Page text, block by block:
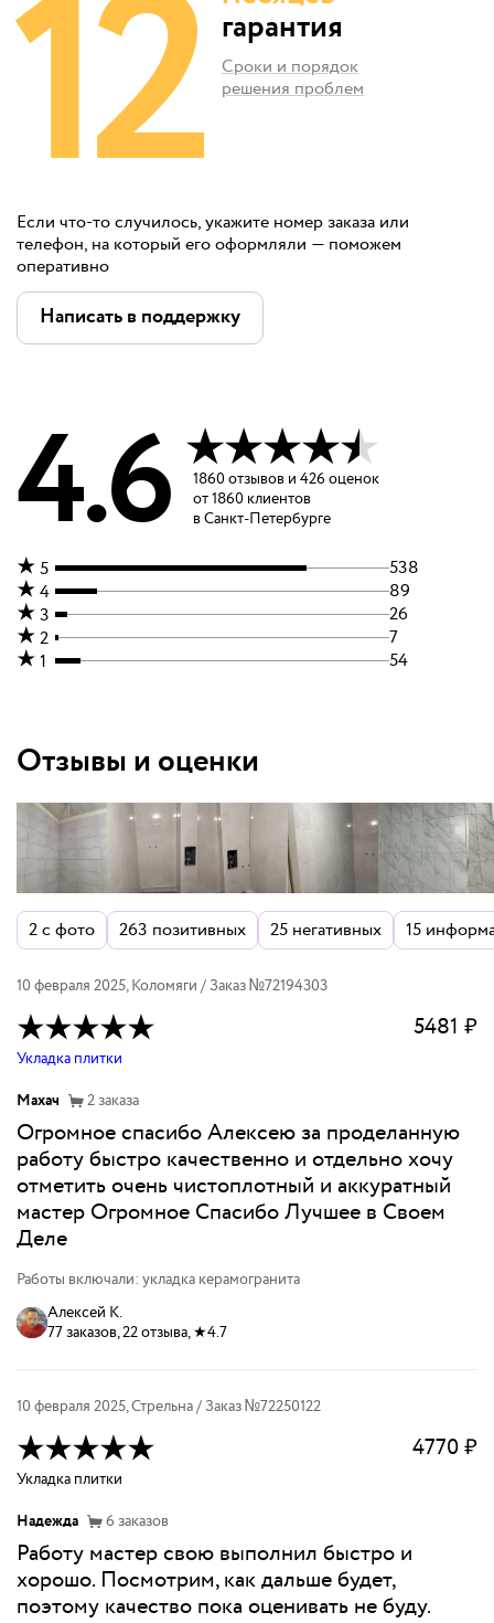
12 гарантия
Сроки и порядок
решения проблем
Если что-то случилось, укажите номер заказа или
телефон, на который его оформляли — поможем
оперативно
Написать в поддержку
Отзывы и оценки
2с фото 263 позитивных 25 негативных 15
10 февраля 2025,Коломяги / Заказ №72194303
5481 ₽
Укладка плитки
Махач
2заказа
Огромное спасибо Алексею за проделанную
работу быстро качественно и отдельно хочу
отметить очень чистоплотный и аккуратный
мастер Огромное Спасибо Лучшее в Своем
Деле
Работы включали: укладка керамогранита
Алексей К.
77 заказов, 22 отзыва, ★4.7
10 февраля 2025,Стрельна/ Заказ №72250122
4770₽
Укладка плитки
Надежда
6 заказов
Работу мастер свою выполнил быстро и
хорошо. Посмотрим, как дальше будет,
поэтому качество пока оценивать не буду.
4.6 1860отзывов и 426 оценок
от1860 клиентов
в Санкт-Петербурге
5
538
4
89
3
26
2
7
1
54